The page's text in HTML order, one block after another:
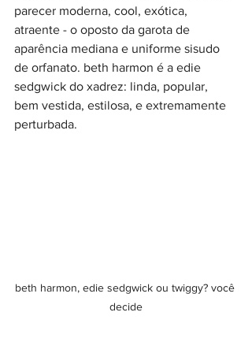
parecer moderna, cool, exótica,
atraente - o oposto da garota de
aparência mediana e uniforme sisudo
de orfanato. beth harmon é a edie
sedgwick do xadrez: linda, popular,
bem vestida, estilosa, e extremamente
perturbada.
beth harmon, edie sedgwick ou twiggy? você
decide